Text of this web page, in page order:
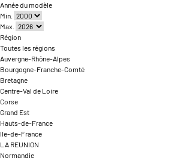
Année du modèle
Min.
Max.
Région
Toutes les régions
Auvergne-Rhône-Alpes
Bourgogne-Franche-Comté
Bretagne
Centre-Val de Loire
Corse
Grand Est
Hauts-de-France
Ile-de-France
LA REUNION
Normandie